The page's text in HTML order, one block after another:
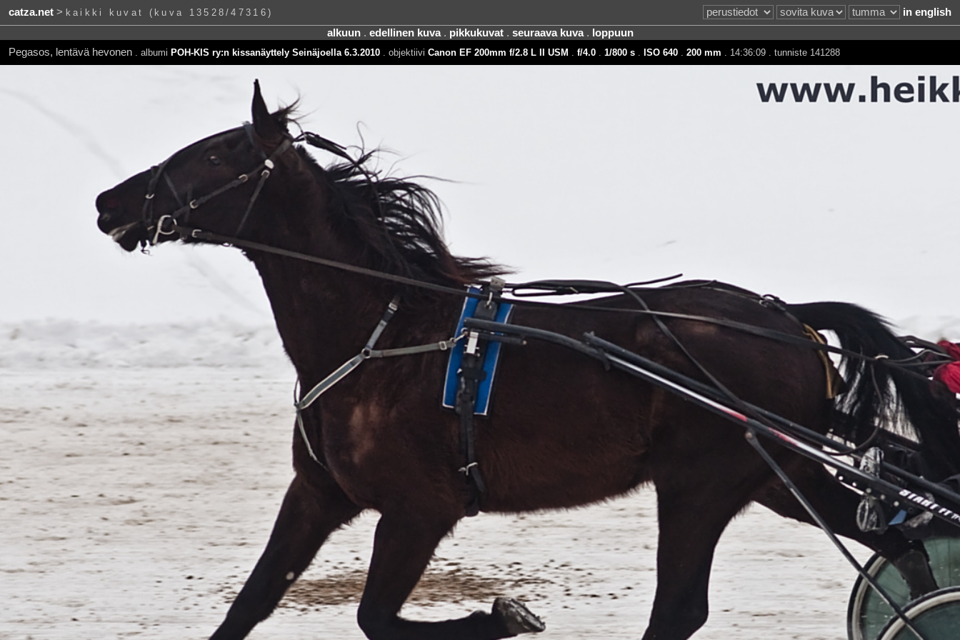
catza.net> kaikki kuvat (kuva 13528/47316)
in english
alkuun. edellinen kuva. pikkukuvat. seuraava kuva. loppuun
Pegasos, lentävä hevonen
. albumi POH-KIS ry:n kissanäyttely Seinäjoella 6.3.2010. objektiivi Canon EF 200mm f/2.8 L II USM f/4.0. 1/800 s. ISO 640. 200 mm . 14:36:09 . tunniste 141288